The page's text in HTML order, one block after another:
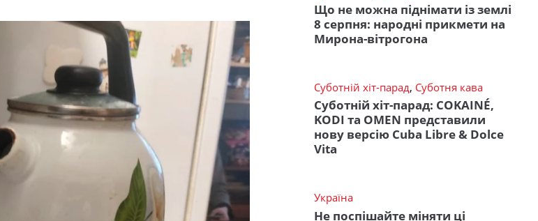
Що не можна піднімати із землі
8 серпня: народні прикмети на
Мирона-вітрогона
Суботній хіт-парад, Суботня кава
Суботній хіт-парад: COKAINÉ,
KODI та OMEN представили
нову версію Cuba Libre & Dolce
Vita
Україна
Не поспішайте міняти ці